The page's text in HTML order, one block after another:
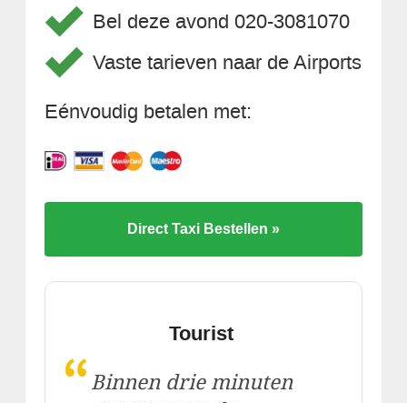
Bel deze avond 020-3081070
Vaste tarieven naar de Airports
Eénvoudig betalen met:
Direct Taxi Bestellen »
Tourist
“ Binnen drie minuten